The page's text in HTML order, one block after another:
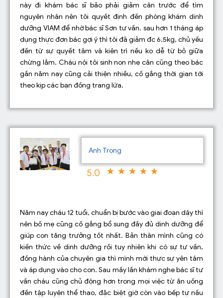
này đi khám bác sĩ bảo phải giảm cân trước để tìm
nguyên nhân nên tôi quyết định đến phòng khám dinh
dưỡng VIAM để nhờ bác sĩ Sơn tư vấn. sau hơn 1 tháng áp
dụng thực đơn bác gợi ý thì tôi đã giảm đc 6.5kg, chủ yếu
đến từ sự quyết tâm và kiên trì nếu ko dễ từ bỏ giữa
chừng lắm. Cháu nội tôi sinh non nhẹ cân cũng theo bác
gần năm nay cũng cải thiện nhiều, cố gắng thời gian tới
theo kịp các bạn đồng trang lứa.
Anh Trọng
5.0
Năm nay cháu 12 tuổi, chuẩn bị bước vào giai đoạn dậy thì
nên bố mẹ cũng cố gắng bổ sung đầy đủ dinh dưỡng để
giúp con tăng trưởng tốt nhất. Bản thân mình cũng có
kiến thức về dinh dưỡng rồi tuy nhiên khi có sự tư vấn,
đồng hành của chuyên gia thì mình mới thực sự yên tâm
và áp dụng vào cho con. Sau mấy lần khám nghe bác sĩ tư
vấn cháu cũng chủ động hơn trong mọi việc từ ăn uống
đến tập luyện thể thao, đặc biệt giờ còn vào bếp tự nấu